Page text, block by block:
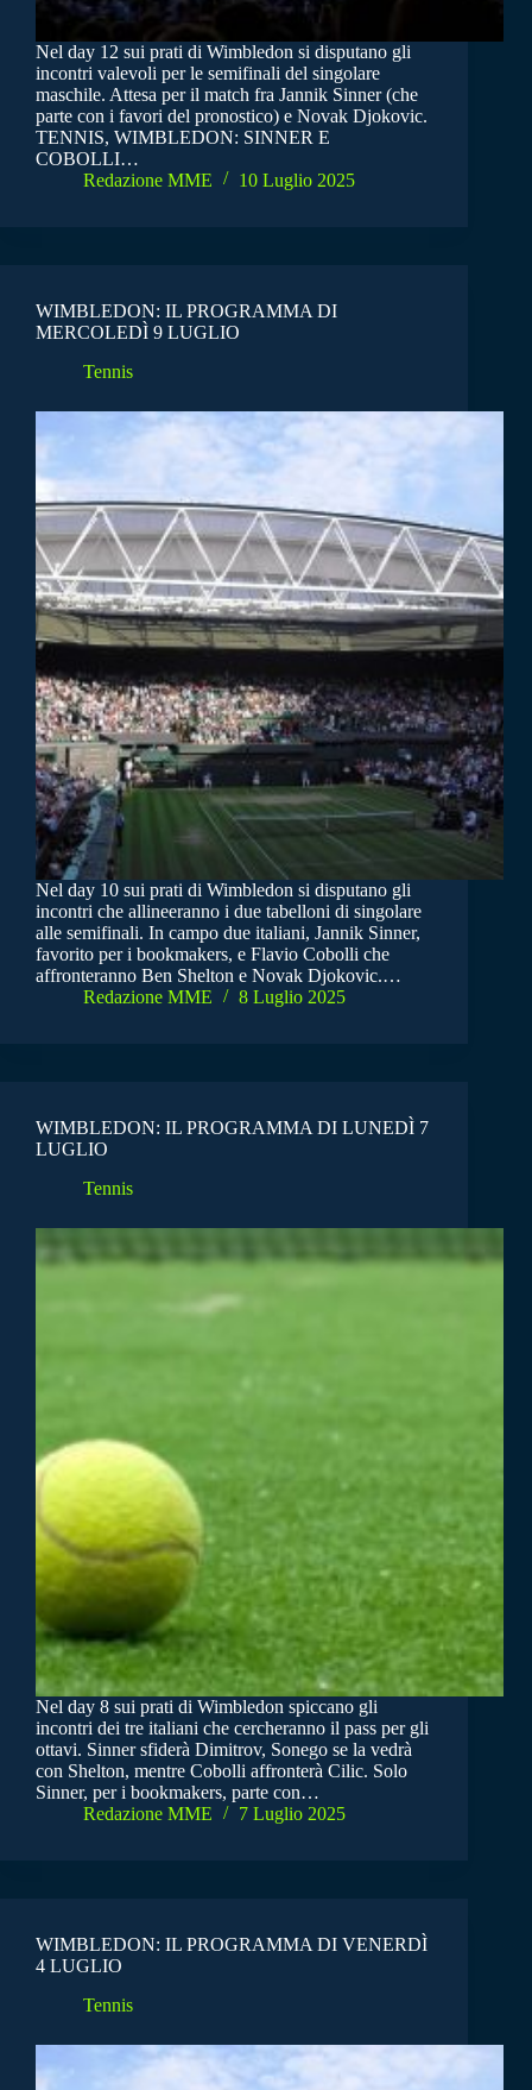
Nel day 12 sui prati di Wimbledon si disputano gli
incontri valevoli per le semifinali del singolare
maschile. Attesa per il match fra Jannik Sinner (che
parte con i favori del pronostico) e Novak Djokovic.
TENNIS, WIMBLEDON: SINNER E
COBOLLI…
Redazione MME
10 Luglio 2025
WIMBLEDON: IL PROGRAMMA DI
MERCOLEDÌ 9 LUGLIO
Tennis
Nel day 10 sui prati di Wimbledon si disputano gli
incontri che allineeranno i due tabelloni di singolare
alle semifinali. In campo due italiani, Jannik Sinner,
favorito per i bookmakers, e Flavio Cobolli che
affronteranno Ben Shelton e Novak Djokovic.…
Redazione MME
8 Luglio 2025
WIMBLEDON: IL PROGRAMMA DI LUNEDÌ 7
LUGLIO
Tennis
Nel day 8 sui prati di Wimbledon spiccano gli
incontri dei tre italiani che cercheranno il pass per gli
ottavi. Sinner sfiderà Dimitrov, Sonego se la vedrà
con Shelton, mentre Cobolli affronterà Cilic. Solo
Sinner, per i bookmakers, parte con…
Redazione MME
7 Luglio 2025
WIMBLEDON: IL PROGRAMMA DI VENERDÌ
4 LUGLIO
Tennis